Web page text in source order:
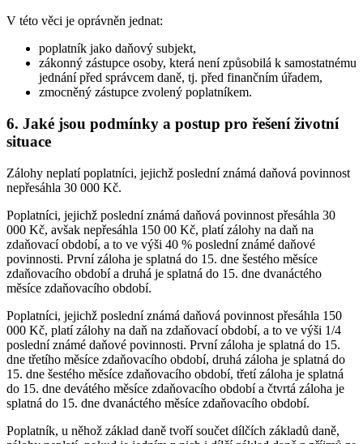
V této věci je oprávněn jednat:
poplatník jako daňový subjekt,
zákonný zástupce osoby, která není způsobilá k samostatnému
jednání před správcem daně, tj. před finančním úřadem,
zmocněný zástupce zvolený poplatníkem.
6. Jaké jsou podmínky a postup pro řešení životní
situace
Zálohy neplatí poplatníci, jejichž poslední známá daňová povinnost
nepřesáhla 30 000 Kč.
Poplatníci, jejichž poslední známá daňová povinnost přesáhla 30
000 Kč, avšak nepřesáhla 150 00 Kč, platí zálohy na daň na
zdaňovací období, a to ve výši 40 % poslední známé daňové
povinnosti. První záloha je splatná do 15. dne šestého měsíce
zdaňovacího období a druhá je splatná do 15. dne dvanáctého
měsíce zdaňovacího období.
Poplatníci, jejichž poslední známá daňová povinnost přesáhla 150
000 Kč, platí zálohy na daň na zdaňovací období, a to ve výši 1/4
poslední známé daňové povinnosti. První záloha je splatná do 15.
dne třetího měsíce zdaňovacího období, druhá záloha je splatná do
15. dne šestého měsíce zdaňovacího období, třetí záloha je splatná
do 15. dne devátého měsíce zdaňovacího období a čtvrtá záloha je
splatná do 15. dne dvanáctého měsíce zdaňovacího období.
Poplatník, u něhož základ daně tvoří součet dílčích základů daně,